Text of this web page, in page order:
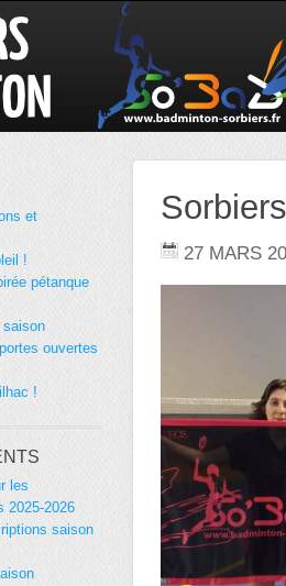
27 MARS
et
!
pétanque
saison
ouvertes
!
les
2025-2026
saison